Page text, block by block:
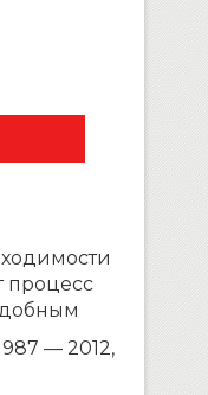
процесс
— 2012,